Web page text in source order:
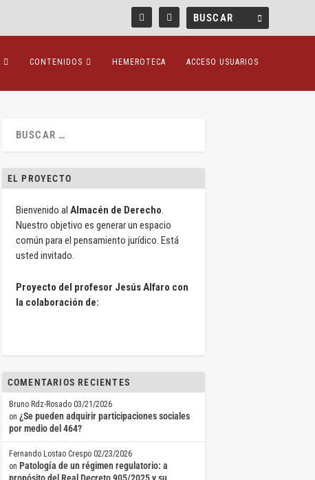
CONTENIDOS HEMEROTECA ACCESO USUARIOS
EL PROYECTO
Bienvenido al Almacén de Derecho.
Nuestro objetivo es generar un espacio
común para el pensamiento jurídico. Está
usted invitado.
Proyecto del profesor Jesús Alfaro con
la colaboración de:
COMENTARIOS RECIENTES
Bruno Rdz-Rosado 03/21/2026
on ¿Se pueden adquirir participaciones sociales
por medio del 464?
Fernando Lostao Crespo 02/23/2026
on Patología de un régimen regulatorio: a